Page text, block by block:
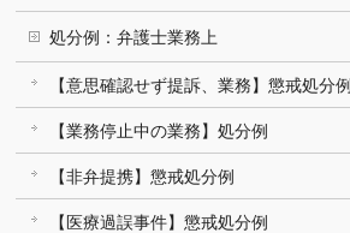
処分例：弁護士業務上
【意思確認せず提訴、業務】懲戒処分例
【業務停止中の業務】処分例
【非弁提携】懲戒処分例
【医療過誤事件】懲戒処分例